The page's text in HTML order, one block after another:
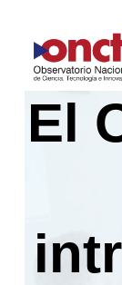
al
contenido
El